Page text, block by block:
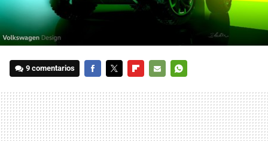
9 comentarios
MAIL